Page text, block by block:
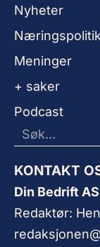
Nyheter
Meninger
+ saker
Podcast
KONTAKT
Din Bedrift AS
Redaktør: